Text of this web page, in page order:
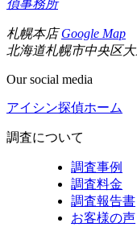
偵事務所
札幌本店Google Map
北海道札幌市中央区
Our social media
アイシン探偵ホーム
調査について
調査事例
調査料金
調査報告書
お客様の声